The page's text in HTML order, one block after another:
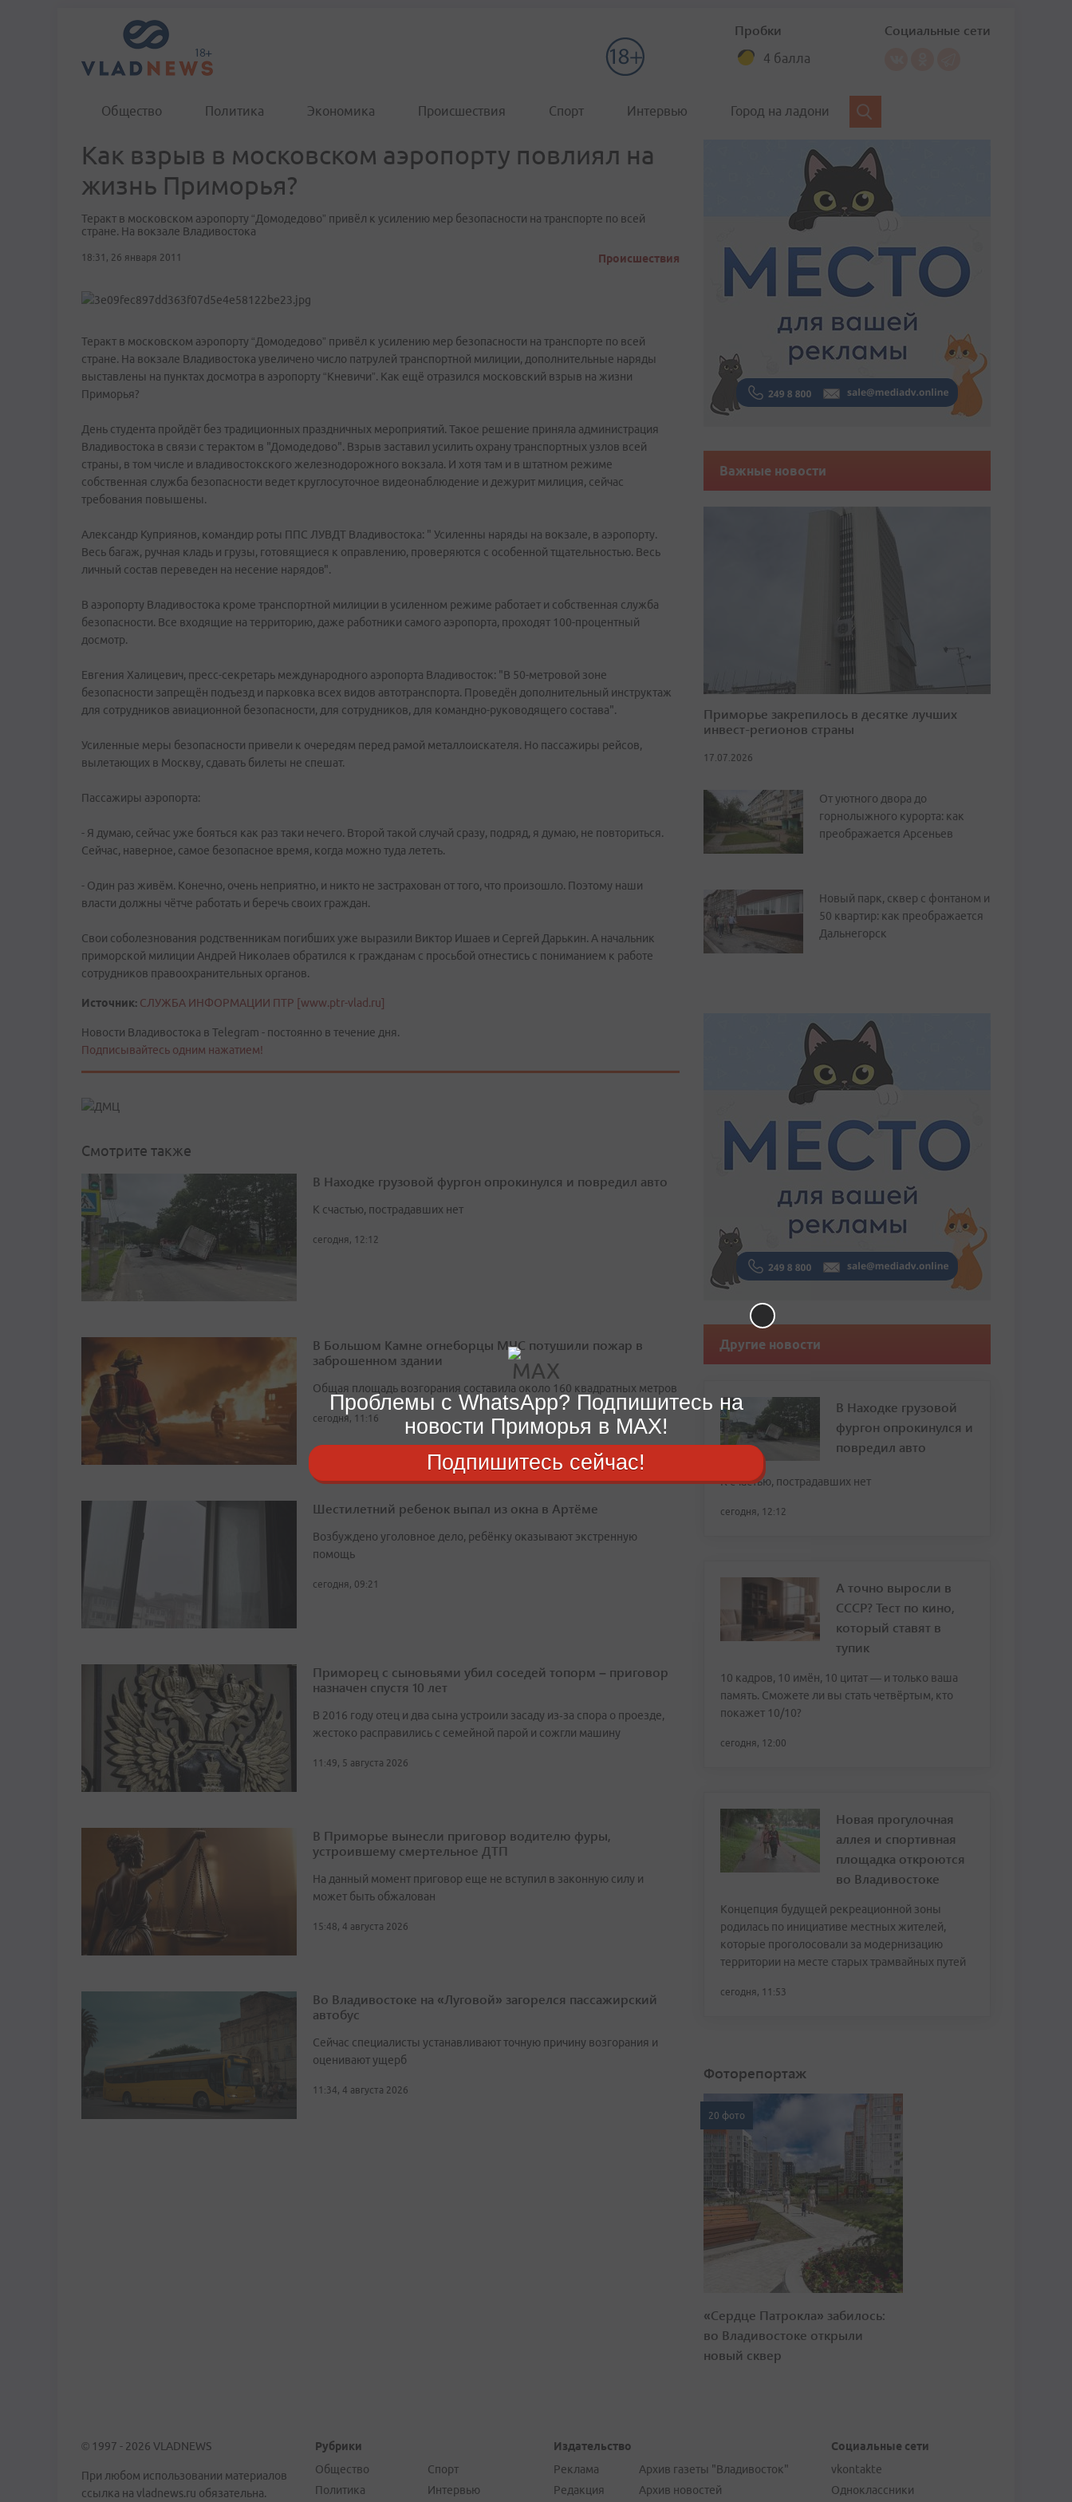
Пробки
4 балла
Социальные сети
Общество Политика Экономика Происшествия Спорт Интервью Город на ладони
Как взрыв в московском аэропорту повлиял на
жизнь Приморья?
Теракт в московском аэропорту “Домодедово” привёл к усилению мер безопасности на транспорте по всей
стране. На вокзале Владивостока
18:31, 26 января 2011 Происшествия
Теракт в московском аэропорту “Домодедово” привёл к усилению мер безопасности на транспорте по всей
стране. На вокзале Владивостока увеличено число патрулей транспортной милиции, дополнительные наряды
выставлены на пунктах досмотра в аэропорту “Кневичи”. Как ещё отразился московский взрыв на жизни
Приморья?
День студента пройдёт без традиционных праздничных мероприятий. Такое решение приняла администрация
Владивостока в связи с терактом в "Домодедово". Взрыв заставил усилить охрану транспортных узлов всей
страны, в том числе и владивостокского железнодорожного вокзала. И хотя там и в штатном режиме
собственная служба безопасности ведет круглосуточное видеонаблюдение и дежурит милиция, сейчас
требования повышены.
Александр Куприянов, командир роты ППС ЛУВДТ Владивостока: " Усиленны наряды на вокзале, в аэропорту.
Весь багаж, ручная кладь и грузы, готовящиеся к оправлению, проверяются с особенной тщательностью. Весь
личный состав переведен на несение нарядов".
В аэропорту Владивостока кроме транспортной милиции в усиленном режиме работает и собственная служба
безопасности. Все входящие на территорию, даже работники самого аэропорта, проходят 100-процентный
досмотр.
Евгения Халицевич, пресс-секретарь международного аэропорта Владивосток: "В 50-метровой зоне
безопасности запрещён подъезд и парковка всех видов автотранспорта. Проведён дополнительный инструктаж
для сотрудников авиационной безопасности, для сотрудников, для командно-руководящего состава".
Усиленные меры безопасности привели к очередям перед рамой металлоискателя. Но пассажиры рейсов,
вылетающих в Москву, сдавать билеты не спешат.
Пассажиры аэропорта:
- Я думаю, сейчас уже бояться как раз таки нечего. Второй такой случай сразу, подряд, я думаю, не повториться.
Сейчас, наверное, самое безопасное время, когда можно туда лететь.
- Один раз живём. Конечно, очень неприятно, и никто не застрахован от того, что произошло. Поэтому наши
власти должны чётче работать и беречь своих граждан.
Свои соболезнования родственникам погибших уже выразили Виктор Ишаев и Сергей Дарькин. А начальник
приморской милиции Андрей Николаев обратился к гражданам с просьбой отнестись с пониманием к работе
сотрудников правоохранительных органов.
Источник: СЛУЖБА ИНФОРМАЦИИ ПТР [www.ptr-vlad.ru]
Новости Владивостока в Telegram - постоянно в течение дня.
Подписывайтесь одним нажатием!
Смотрите также
В Находке грузовой фургон опрокинулся и повредил авто
К счастью, пострадавших нет
сегодня, 12:12
В Большом Камне огнеборцы МЧС потушили пожар в
заброшенном здании
Общая площадь возгорания составила около 160 квадратных метров
сегодня, 11:16
Шестилетний ребенок выпал из окна в Артёме
Возбуждено уголовное дело, ребёнку оказывают экстренную
помощь
сегодня, 09:21
Приморец с сыновьями убил соседей топорм – приговор
назначен спустя 10 лет
В 2016 году отец и два сына устроили засаду из‑за спора о проезде,
жестоко расправились с семейной парой и сожгли машину
11:49, 5 августа 2026
В Приморье вынесли приговор водителю фуры,
устроившему смертельное ДТП
На данный момент приговор еще не вступил в законную силу и
может быть обжалован
15:48, 4 августа 2026
Во Владивостоке на «Луговой» загорелся пассажирский
автобус
Сейчас специалисты устанавливают точную причину возгорания и
оценивают ущерб
11:34, 4 августа 2026
Важные новости
Приморье закрепилось в десятке лучших
инвест-регионов страны
17.07.2026
От уютного двора до
горнолыжного курорта: как
преображается Арсеньев
Новый парк, сквер с фонтаном и
50 квартир: как преображается
Дальнегорск
Другие новости
В Находке грузовой
фургон опрокинулся и
повредил авто
К счастью, пострадавших нет
сегодня, 12:12
А точно выросли в
СССР? Тест по кино,
который ставят в
тупик
10 кадров, 10 имён, 10 цитат — и только ваша
память. Сможете ли вы стать четвёртым, кто
покажет 10/10?
сегодня, 12:00
Новая прогулочная
аллея и спортивная
площадка откроются
во Владивостоке
Концепция будущей рекреационной зоны
родилась по инициативе местных жителей,
которые проголосовали за модернизацию
территории на месте старых трамвайных путей
сегодня, 11:53
Фоторепортаж
20 фото
«Сердце Патрокла» забилось:
во Владивостоке открыли
новый сквер
© 1997 - 2026 VLADNEWS
При любом использовании материалов
ссылка на vladnews.ru обязательна.
Рубрики
Общество
Политика
Спорт
Интервью
Издательство
Реклама
Редакция
Архив газеты "Владивосток"
Архив новостей
Социальные сети
vkontakte
Одноклассники
Проблемы с WhatsApp? Подпишитесь на
новости Приморья в MAX!
Подпишитесь сейчас!